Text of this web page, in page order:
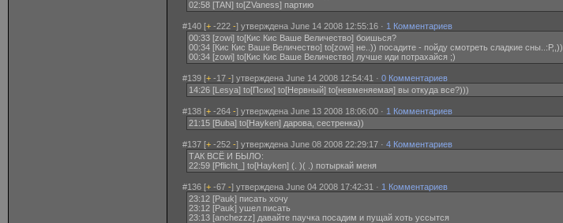
02:58 [TAN] to[ZVaness] партию
#140 [+ -222 -] утверждена June 14 2008 12:55:16 · 1 Комментариев
00:33 [zowi] to[Кис Кис Ваше Величество] боишься?
00:34 [Кис Кис Ваше Величество] to[zowi] не..)) посадите - пойду смотреть сладкие сны..:Р,,))
00:34 [zowi] to[Кис Кис Ваше Величество] лучше иди потрахайся ;)
#139 [+ -17 -] утверждена June 14 2008 12:54:41 · 0 Комментариев
14:26 [Lesya] to[Псих] to[Нервный] to[невменяемая] вы откуда все?)))
#138 [+ -264 -] утверждена June 13 2008 18:06:00 · 1 Комментариев
21:15 [Buba] to[Hayken] дарова, сестренка))
#137 [+ -252 -] утверждена June 08 2008 22:29:17 · 4 Комментариев
ТАК ВСЁ И БЫЛО:
22:59 [Pflicht_] to[Hayken] (. )( .) потыркай меня
#136 [+ -67 -] утверждена June 04 2008 17:42:31 · 1 Комментариев
23:12 [Pauk] писать хочу
23:12 [Pauk] ушел писать
23:13 [anchezzz] давайте паучка посадим и пущай хоть уссытся